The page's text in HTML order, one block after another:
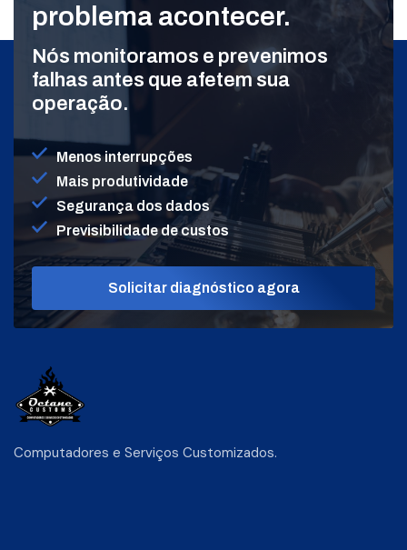
problema acontecer.
Nós monitoramos e prevenimos
falhas antes que afetem sua
operação.
Menos interrupções
Mais produtividade
Segurança dos dados
Previsibilidade de custos
Solicitar diagnóstico agora
Computadores e Serviços Customizados.